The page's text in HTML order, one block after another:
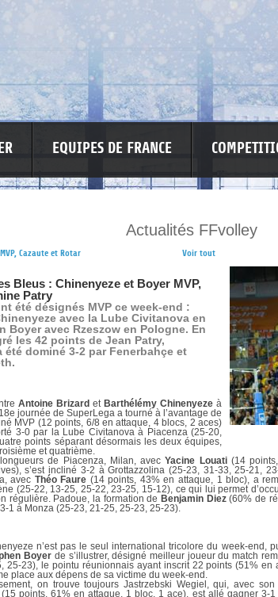
EQUIPES DE FRANCE
INFORMATIONS
DOCUMENTS
SITUATION
COVID-19
> CLIQUEZ ICI
Actualités FFvolley
Cazaute et Rotar
Voir tout
Bleus : Chinenyeze et Boyer MVP,
Patry
été désignés MVP ce week-end :
avec la Lube Civitanova en
Boyer avec Rzeszow en Pologne. En
les 42 points de Jean Patry,
été dominé 3-2 par Fenerbahçe et
Antoine Brizard et Barthélémy Chinenyeze à
journée de SuperLega a tourné à l’avantage de
MVP (12 points, 6/8 en attaque, 4 blocs, 2 aces)
3-0 par la Lube Civitanova à Piacenza (25-20,
points séparant désormais les deux équipes,
et quatrième.
de Piacenza, Milan, avecYacine Louati(14
s’est incliné 3-2 à Grottazzolina (25-23, 31-33, 25-21,
avec Théo Faure (14 points, 43% en attaque, 1 bloc), a
(25-22, 13-25, 25-22, 23-25, 15-12), ce qui lui permet
régulière. Padoue, la formation de Benjamin Diez(60% de
1 à Monza (25-23, 21-25, 25-23, 25-23).
n’est pas le seul international tricolore du week-end,
Boyer de s’illustrer, désigné meilleur joueur du match
25-23), le pointu réunionnais ayant inscrit 22 points (51% en
place aux dépens de sa victime du week-end.
on trouve toujours Jastrzebski Wegiel, qui, avec
(15 points, 61% en attaque, 1 bloc, 1 ace), est allé gagner 3-